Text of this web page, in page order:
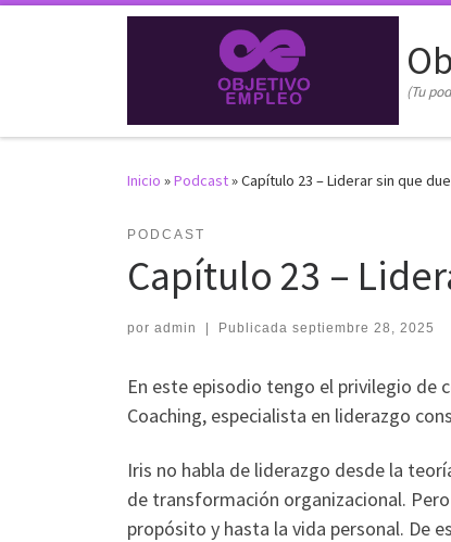
(Tu
Inicio »Podcast»Capítulo 23 – Liderar sin que
PODCAST
Capítulo 23 –
por admin Publicada septiembre 28, 2025
En este episodio tengo el privilegio de
Coaching, especialista en liderazgo
Iris no habla de liderazgo desde la
de transformación organizacional.
propósito y hasta la vida personal. De